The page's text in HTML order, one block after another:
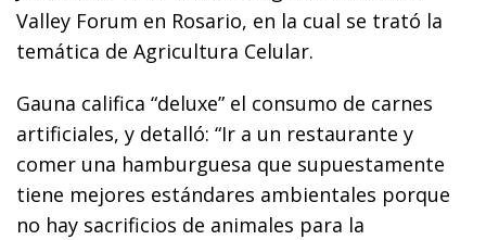
Valley Forum en Rosario, en la cual se trató la
temática de Agricultura Celular.
Gauna califica “deluxe” el consumo de carnes
artificiales, y detalló: “Ir a un restaurante y
comer una hamburguesa que supuestamente
tiene mejores estándares ambientales porque
no hay sacrificios de animales para la